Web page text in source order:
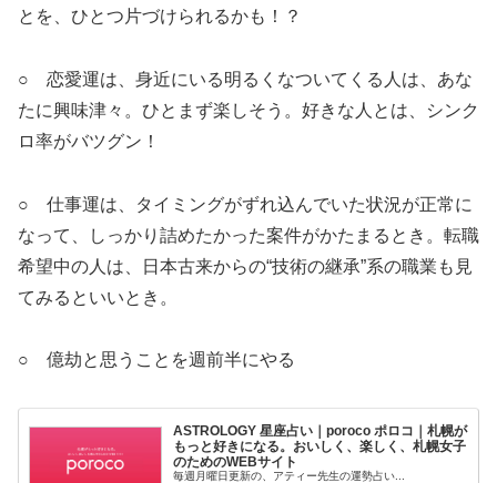
とを、ひとつ片づけられるかも！？
○ 恋愛運は、身近にいる明るくなついてくる人は、あな
たに興味津々。ひとまず楽しそう。好きな人とは、シンク
ロ率がバツグン！
○ 仕事運は、タイミングがずれ込んでいた状況が正常に
なって、しっかり詰めたかった案件がかたまるとき。転職
希望中の人は、日本古来からの“技術の継承”系の職業も見
てみるといいとき。
○ 億劫と思うことを週前半にやる
ASTROLOGY 星座占い｜poroco ポロコ｜札幌が
もっと好きになる。おいしく、楽しく、札幌女子
のためのWEBサイト
毎週月曜日更新の、アティー先生の運勢占い...